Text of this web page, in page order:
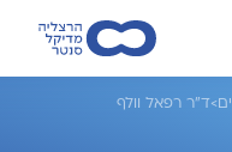
>ד"ר רפאל וולף